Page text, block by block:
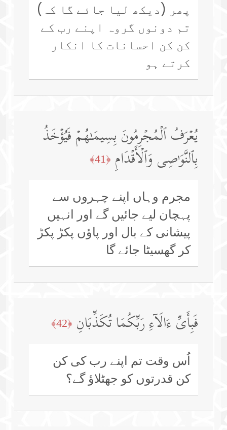
پھر (دیکھ لیا جائے گا کہ)
تم دونوں گروہ اپنے رب کے
کن کن احسانات کا انکار
کرتے ہو
یُعۡرَفُ ٱلۡمُجۡرِمُونَ بِسِیمَـٰهُمۡ فَیُؤۡخَذُ
بِٱلنَّوَ ٰ⁠صِی وَٱلۡأَقۡدَامِ ﴿41﴾
مجرم وہاں اپنے چہروں سے
پہچان لیے جائیں گے اور انہیں
پیشانی کے بال اور پاؤں پکڑ پکڑ
کر گھسیٹا جائے گا
فَبِأَیِّ ءَالَاۤءِ رَبِّكُمَا تُكَذِّبَانِ ﴿42﴾
اُس وقت تم اپنے رب کی کن
کن قدرتوں کو جھٹلاؤ گے؟